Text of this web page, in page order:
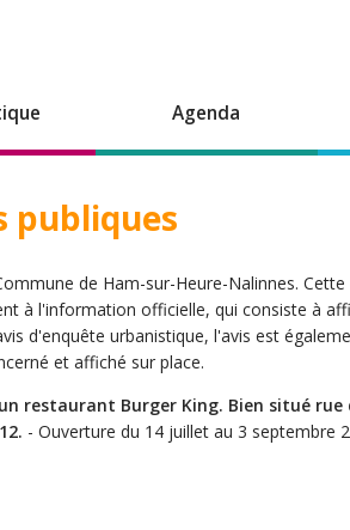
Agenda
publiques
de Ham-sur-Heure-Nalinnes. Cette
à l'information officielle, qui consiste à
d'enquête urbanistique, l'avis est
et affiché sur place.
restaurant Burger King. Bien situé rue
- Ouverture du 14 juillet au 3 septembre